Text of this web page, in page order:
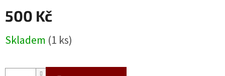
500 Kč
cena:
Skladem (1 ks)